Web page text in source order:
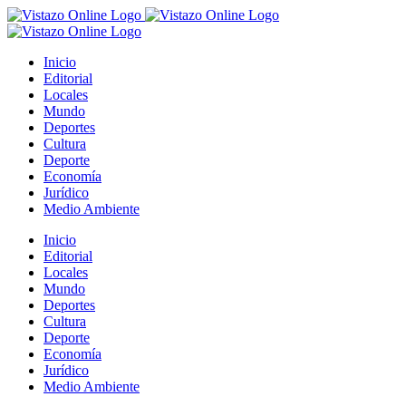
Saltar
al
Inicio
Editorial
Locales
Mundo
Deportes
Cultura
Deporte
Economía
Jurídico
Medio Ambiente
Inicio
Editorial
Locales
Mundo
Deportes
Cultura
Deporte
Economía
Jurídico
Medio Ambiente